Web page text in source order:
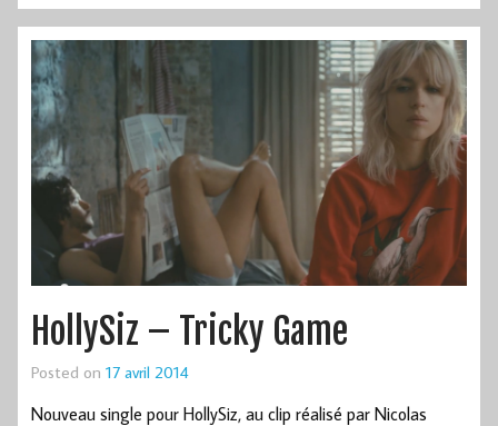
HollySiz – Tricky Game
Posted on 17 avril 2014
Nouveau single pour HollySiz, au clip réalisé par Nicolas